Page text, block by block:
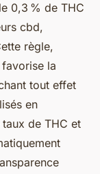
0,3 % de THC
cbd,
règle,
la
tout effet
en
de THC et